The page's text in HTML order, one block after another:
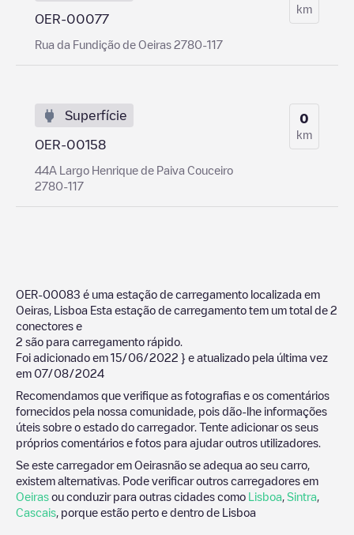
OER-00077
Rua da Fundição de Oeiras 2780-117
km
Superfície
OER-00158
44A Largo Henrique de Paiva Couceiro
2780-117
0
km
OER-00083 é uma estação de carregamento localizada em
Oeiras Lisboa Esta estação de carregamento tem um total de 2
conectores e
2 são para carregamento rápido.
Foi adicionado em 15/06/2022 } e atualizado pela última vez
em 07/08/2024
Recomendamos que verifique as fotografias e os comentários
fornecidos pela nossa comunidade, pois dão-lhe informações
úteis sobre o estado do carregador. Tente adicionar os seus
próprios comentários e fotos para ajudar outros utilizadores.
Se este carregador em Oeirasnão se adequa ao seu carro,
existem alternativas. Pode verificar outros carregadores em
Oeiras ou conduzir para outras cidades como Lisboa Sintra
Cascais , porque estão perto e dentro de Lisboa